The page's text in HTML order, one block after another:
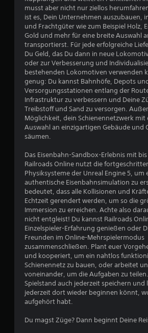
l
e
m
e
n
t
e
D
u
k
a
n
n
s
a
s
S
p
i
e
l
s
p
i
e
l
e
n
,
o
h
e
musst aber nicht nur ziellos
ist es, Dein Unternehmen auszubauen,
und Frachtgüter wie zum Beispiel Holz,
Gold und mehr für eine breite Auswahl
transportierst. Für jede erfolgreiche
Du Geld, das Du dann in neue
oder zur Verbesserung und
bestehenden Lokomotiven verwenden
genug: Du kannst Bahnhöfe, Depots
Versorgungsstationen entlang der
Infrastruktur zu verbessern und Deine
Treibstoff und Sand zu versorgen.
Möglichkeit, dein Schienennetzwerk mit
Auswahl an einzigartigen Gebäude und
säumen.
Das Eisenbahn-Sandbox-Erlebnis mit bis
Railroads Online nutzt die
Physiksysteme der Unreal Engine 5, um
authentische Eisenbahnsimulation zu
bedeutet, dass alle Kollisionen und
Echtzeit gerendert werden, um so die
Immersion zu erreichen. Achte also
nicht entgleist! Du kannst Railroads
Einzelspieler-Erfahrung genießen oder
Freunden im Online-Mehrspielermodus
zusammenschließen. Plant euer
und kooperiert, um ein nahtlos
Schienennetz zu bauen, oder arbeitet
voneinander, um die Aufgaben zu
Spielstand auch jederzeit speichern und
jederzeit dort wieder beginnen könnt,
aufgehört habt.
Du magst Züge? Dann beginnt Deine